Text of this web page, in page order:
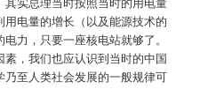
电量的增长（以及能源技术的
力，只要一座核电站就够了。
，我们也应认识到当时的中国
乃至人类社会发展的一般规律可